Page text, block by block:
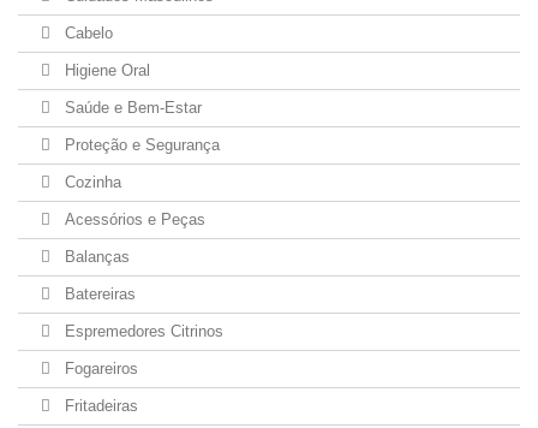
Cabelo
Higiene Oral
Saúde e Bem-Estar
Proteção e Segurança
Cozinha
Acessórios e Peças
Balanças
Batereiras
Espremedores Citrinos
Fogareiros
Fritadeiras